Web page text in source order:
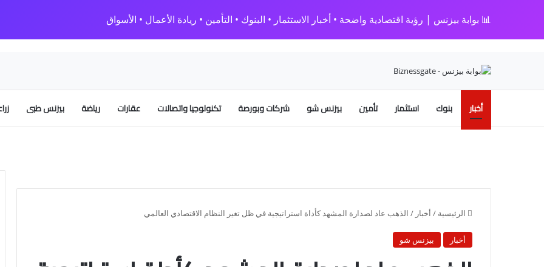
📊 بوابة بيزنس | رؤية اقتصادية واضحة • أخبار الاستثمار • البنوك • التأمين • ريادة الأعمال • الأسواق
أخبار بنوك استثمار تأمين بيزنس شو شركات وبورصة تكنولوجيا واتصالات عقارات رياضة بيزنس طبى
الرئيسية / أخبار / الذهب عاد لصدارة المشهد كأداة استراتيجية في ظل تغير النظام الاقتصادي العالمي
أخبار بيزنس شو